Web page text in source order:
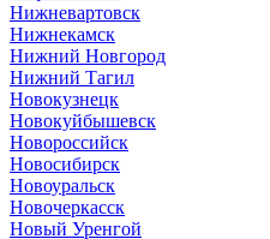
Нижневартовск
Нижнекамск
Нижний Новгород
Нижний Тагил
Новокузнецк
Новокуйбышевск
Новороссийск
Новосибирск
Новоуральск
Новочеркасск
Новый Уренгой